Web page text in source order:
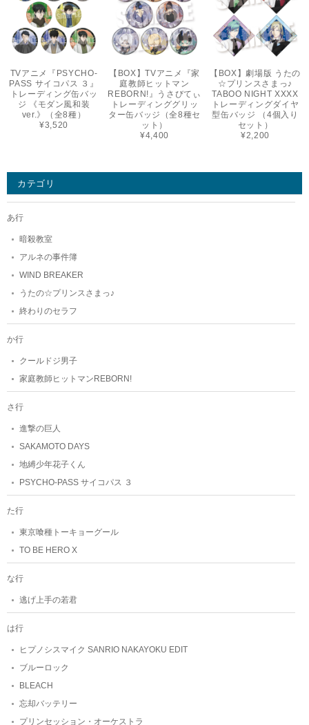
TVアニメ『PSYCHO-
PASS サイコパス ３』
トレーディング缶バッ
ジ 《モダン風和装
ver.》（全8種）
¥3,520
【BOX】TVアニメ『家
庭教師ヒットマン
REBORN!』うさびてぃ
トレーディンググリッ
ター缶バッジ（全8種セ
ット）
¥4,400
【BOX】劇場版 うたの
☆プリンスさまっ♪
TABOO NIGHT XXXX
トレーディングダイヤ
型缶バッジ （4個入り
セット）
¥2,200
カテゴリ
あ行
暗殺教室
アルネの事件簿
WIND BREAKER
うたの☆プリンスさまっ♪
終わりのセラフ
か行
クールドジ男子
家庭教師ヒットマンREBORN!
さ行
進撃の巨人
SAKAMOTO DAYS
地縛少年花子くん
PSYCHO-PASS サイコパス ３
た行
東京喰種トーキョーグール
TO BE HERO X
な行
逃げ上手の若君
は行
ヒプノシスマイク SANRIO NAKAYOKU EDIT
ブルーロック
BLEACH
忘却バッテリー
プリンセッション・オーケストラ